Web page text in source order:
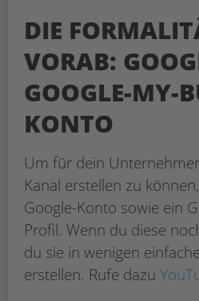
DIE
VORAB:
GOOGLE-MY-
KONTO
Um für dein
Kanal erstellen zu
Google-Konto sowie ein
Profil. Wenn du diese
du sie in wenigen
erstellen. Rufe dazu